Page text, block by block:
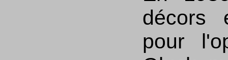
décors
pour